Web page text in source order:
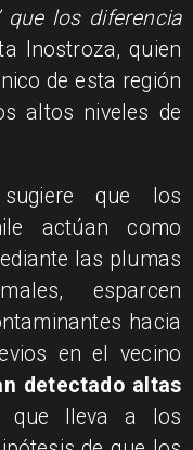
que los diferencia
Inostroza, quien
de esta región
altos niveles de
que los
actúan como
las plumas
esparcen
hacia
en el vecino
detectado altas
que lleva a los